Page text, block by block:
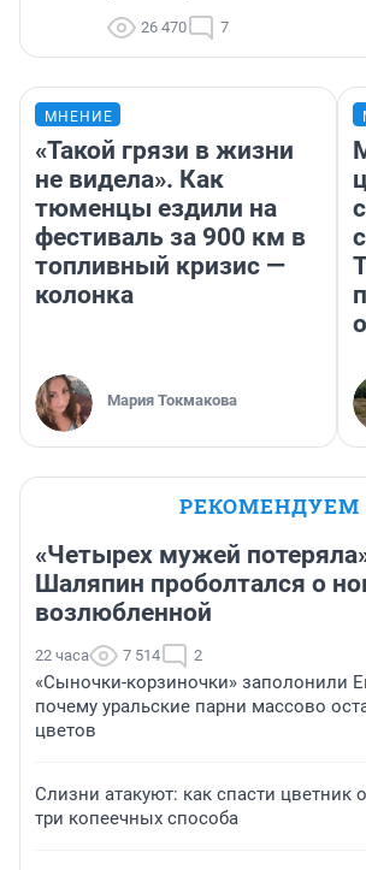
26 470 7
МНЕНИЕ
«Такой грязи в жизни
не видела». Как
тюменцы ездили на
фестиваль за 900 км в
топливный кризис —
колонка
Мария Токмакова
РЕКОМЕНДУЕМ
«Четырех мужей
Шаляпин проболтался о
возлюбленной
22 часа 7 514 2
«Сыночки-корзиночки» заполонили
почему уральские парни массово
цветов
Слизни атакуют: как спасти цветник
три копеечных способа